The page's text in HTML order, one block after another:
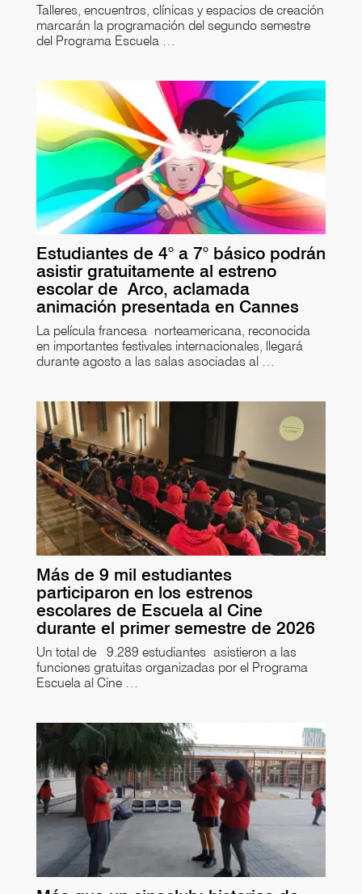
Talleres, encuentros, clínicas y espacios de creación
marcarán la programación del segundo semestre
del Programa Escuela …
Estudiantes de 4° a 7° básico podrán
asistir gratuitamente al estreno
escolar de Arco, aclamada
animación presentada en Cannes
La película francesa norteamericana, reconocida
en importantes festivales internacionales, llegará
durante agosto a las salas asociadas al …
Más de 9 mil estudiantes
participaron en los estrenos
escolares de Escuela al Cine
durante el primer semestre de 2026
Un total de 9.289 estudiantes asistieron a las
funciones gratuitas organizadas por el Programa
Escuela al Cine …